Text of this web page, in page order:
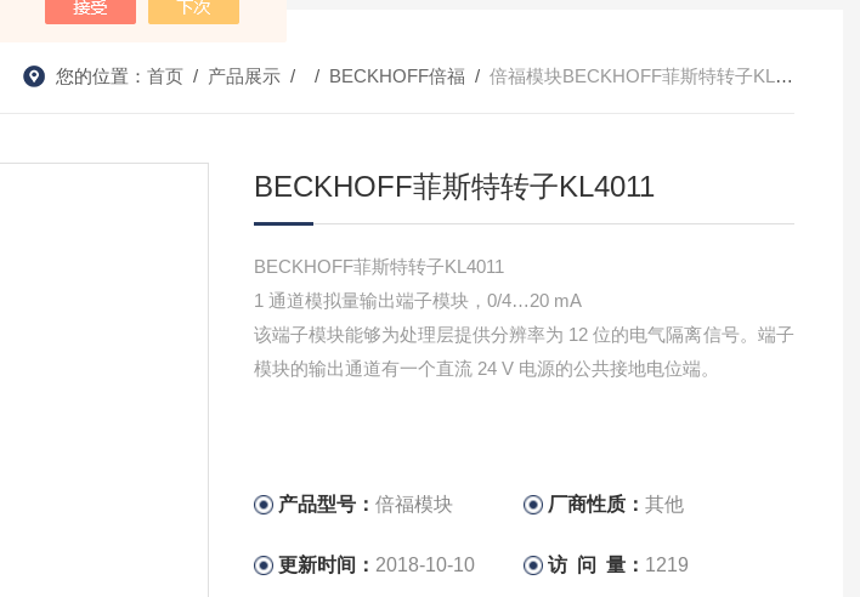
您的位置： 首页/ 产品展示/ / BECKHOFF倍福 / 倍福模块BECKHOFF菲斯特转子KL4011
BECKHOFF菲斯特转子KL4011
BECKHOFF菲斯特转子KL4011
1 通道模拟量输出端子模块，0/4…20 mA
该端子模块能够为处理层提供分辨率为 12 位的电气隔离信号。端子
模块的输出通道有一个直流 24 V 电源的公共接地电位端。
产品型号： 倍福模块 厂商性质：其他
更新时间： 2018-10-10 访 问 量： 1219